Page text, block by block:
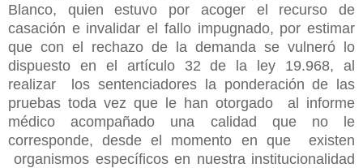
Blanco, quien estuvo por acoger el recurso de
casación e invalidar el fallo impugnado, por estimar
que con el rechazo de la demanda se vulneró lo
dispuesto en el artículo 32 de la ley 19.968, al
realizar los sentenciadores la ponderación de las
pruebas toda vez que le han otorgado al informe
médico acompañado una calidad que no le
corresponde, desde el momento en que existen
organismos específicos en nuestra institucionalidad